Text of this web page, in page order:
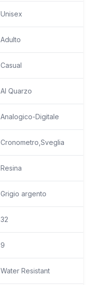
Unisex
Adulto
Casual
Al Quarzo
Analogico-Digitale
Cronometro,Sveglia
Resina
Grigio argento
32
9
Water Resistant